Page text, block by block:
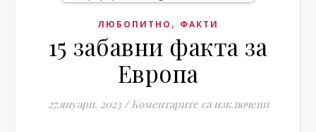
ЛЮБОПИТНО , ФАКТИ
15 забавни факта за
Европа
27.януари. 2023 / Коментарите са изключениза 15